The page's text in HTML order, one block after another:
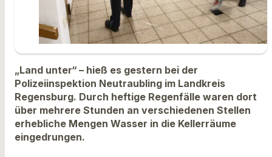
„Land unter“ – hieß es gestern bei der
Polizeiinspektion Neutraubling im Landkreis
Regensburg. Durch heftige Regenfälle waren dort
über mehrere Stunden an verschiedenen Stellen
erhebliche Mengen Wasser in die Kellerräume
eingedrungen.